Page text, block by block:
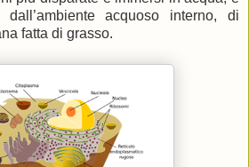
acquoso interno, di
fatta di grasso.